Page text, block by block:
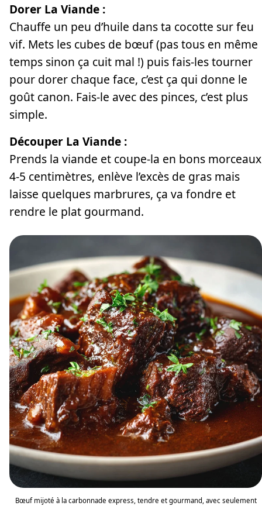
Dorer La Viande :
Chauffe un peu d’huile dans ta cocotte sur feu
vif. Mets les cubes de bœuf (pas tous en même
temps sinon ça cuit mal !) puis fais-les tourner
pour dorer chaque face, c’est ça qui donne le
goût canon. Fais-le avec des pinces, c’est plus
simple.
Découper La Viande :
Prends la viande et coupe-la en bons morceaux
4-5 centimètres, enlève l’excès de gras mais
laisse quelques marbrures, ça va fondre et
rendre le plat gourmand.
Bœuf mijoté à la carbonnade express, tendre et gourmand, avec seulement